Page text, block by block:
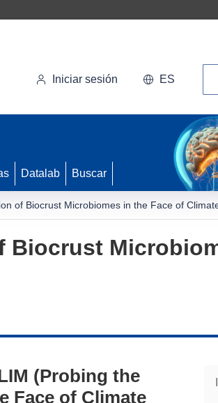
Iniciar sesión ES
Datalab Buscar
of Biocrust Microbiomes in the Face of
(Probing the
Face of Climate